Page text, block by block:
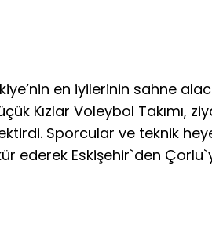
en iyilerinin sahne
Kızlar Voleybol Takımı,
Sporcular ve teknik
ederek Eskişehir`den